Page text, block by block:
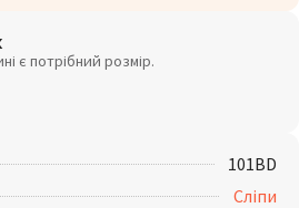
є потрібний розмір.
101BD
Сліпи